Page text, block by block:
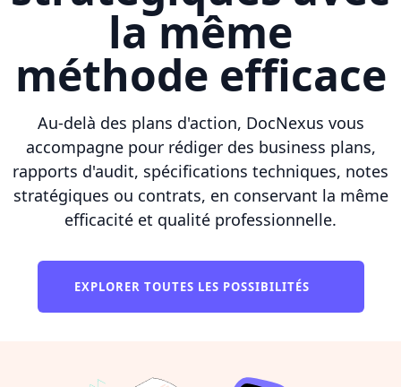
la même
méthode efficace
Au-delà des plans d'action, DocNexus vous
accompagne pour rédiger des business plans,
rapports d'audit, spécifications techniques, notes
stratégiques ou contrats, en conservant la même
efficacité et qualité professionnelle.
EXPLORER TOUTES LES POSSIBILITÉS